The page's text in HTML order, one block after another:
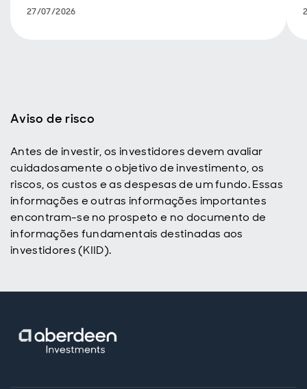
27/07/2026
Aviso de risco
Antes de investir, os investidores devem avaliar
cuidadosamente o objetivo de investimento, os
riscos, os custos e as despesas de um fundo. Essas
informações e outras informações importantes
encontram-se no prospeto e no documento de
informações fundamentais destinadas aos
investidores (KIID).